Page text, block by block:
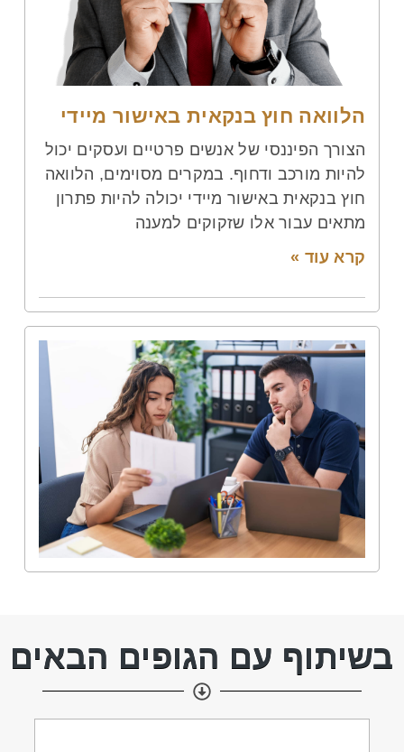
הלוואה חוץ בנקאית באישור מיידי
הצורך הפיננסי של אנשים פרטיים ועסקים יכול
להיות מורכב ודחוף. במקרים מסוימים, הלוואה
חוץ בנקאית באישור מיידי יכולה להיות פתרון
מתאים עבור אלו שזקוקים למענה
קרא עוד »
בשיתוף עם הגופים הבאים